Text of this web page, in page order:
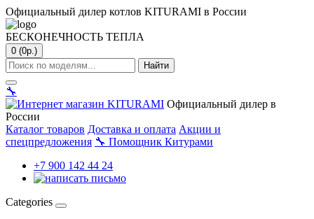
Официальный дилер котлов KITURAMI в России
БЕСКОНЕЧНОСТЬ ТЕПЛА
0 (0р.)
Найти
🔧
Официальный дилер в
России
Каталог товаров Доставка и оплата Акции и
спецпредложения 🔧 Помощник Китурами
+7 900 142 44 24
Categories